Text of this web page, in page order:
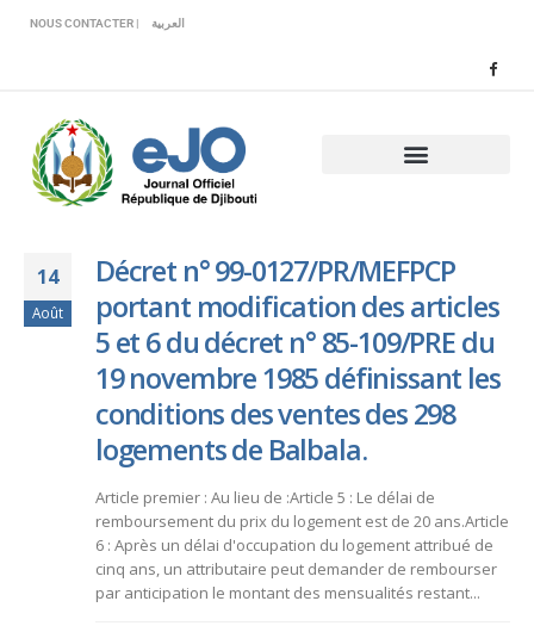
comprend
système
NOUS CONTACTER | العربية
14
Août
Décret n° 99-0127/PR/MEFPCP
portant modification des articles
5 et 6 du décret n° 85-109/PRE du
19 novembre 1985 définissant les
conditions des ventes des 298
logements de Balbala.
Article premier : Au lieu de :Article 5 : Le délai de
remboursement du prix du logement est de 20 ans.Article
6 : Après un délai d'occupation du logement attribué de
cinq ans, un attributaire peut demander de rembourser
par anticipation le montant des mensualités restant...